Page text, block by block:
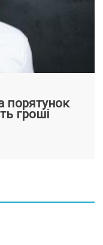
порятунок
гроші